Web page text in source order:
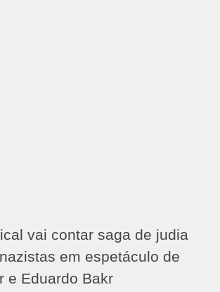
vai contar saga de judia
em espetáculo de
e Eduardo Bakr